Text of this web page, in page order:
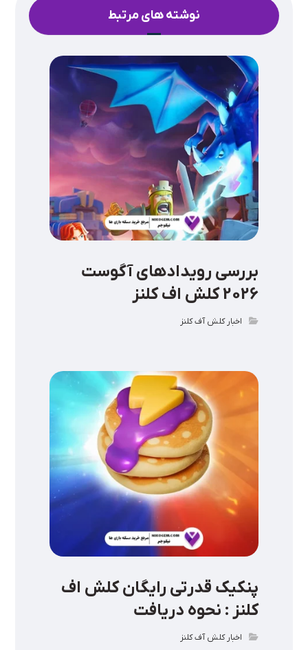
نوشته های مرتبط
بررسی رویدادهای آگوست
2026 کلش اف کلنز
اخبار کلش آف کلنز
پنکیک قدرتی رایگان کلش اف
کلنز : نحوه دریافت
اخبار کلش آف کلنز